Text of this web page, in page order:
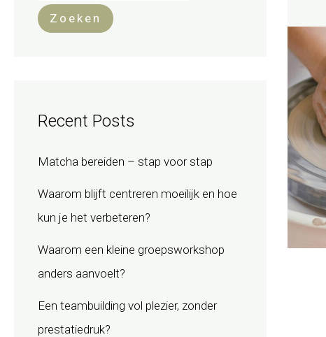
Zoeken
Recent Posts
Matcha bereiden – stap voor stap
Waarom blijft centreren moeilijk en hoe
kun je het verbeteren?
Waarom een kleine groepsworkshop
anders aanvoelt?
Een teambuilding vol plezier, zonder
prestatiedruk?